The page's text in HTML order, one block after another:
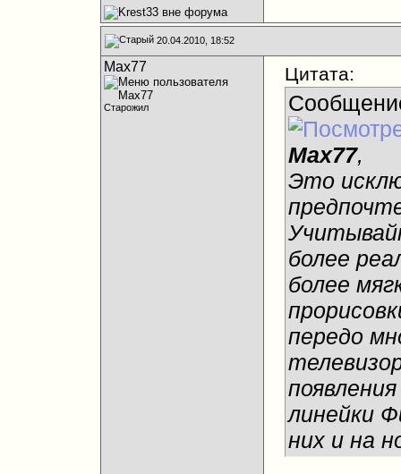
20.04.2010, 18:52
Max77
Старожил
Цитата:
Max77,
Это
более
более
передо
линейки
них и на